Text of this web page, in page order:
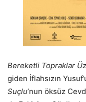
Bereketli Topraklar
giden İflahsızın
Suçlu’nun öksüz